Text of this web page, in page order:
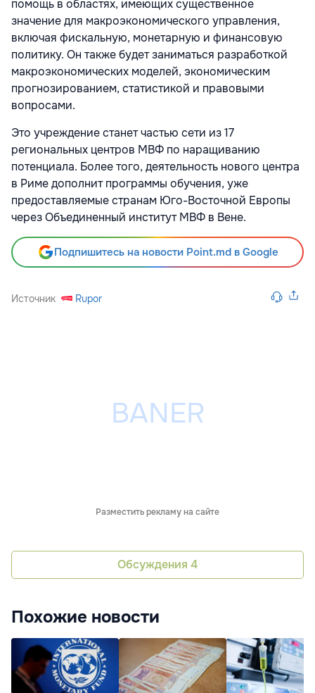
помощь в областях, имеющих существенное
значение для макроэкономического управления,
включая фискальную, монетарную и финансовую
политику. Он также будет заниматься разработкой
макроэкономических моделей, экономическим
прогнозированием, статистикой и правовыми
вопросами.
Это учреждение станет частью сети из 17
региональных центров МВФ по наращиванию
потенциала. Более того, деятельность нового центра
в Риме дополнит программы обучения, уже
предоставляемые странам Юго-Восточной Европы
через Объединенный институт МВФ в Вене.
Подпишитесь на новости Point.md в Google
Источник Rupor
Разместить рекламу на сайте
Обсуждения 4
Похожие новости